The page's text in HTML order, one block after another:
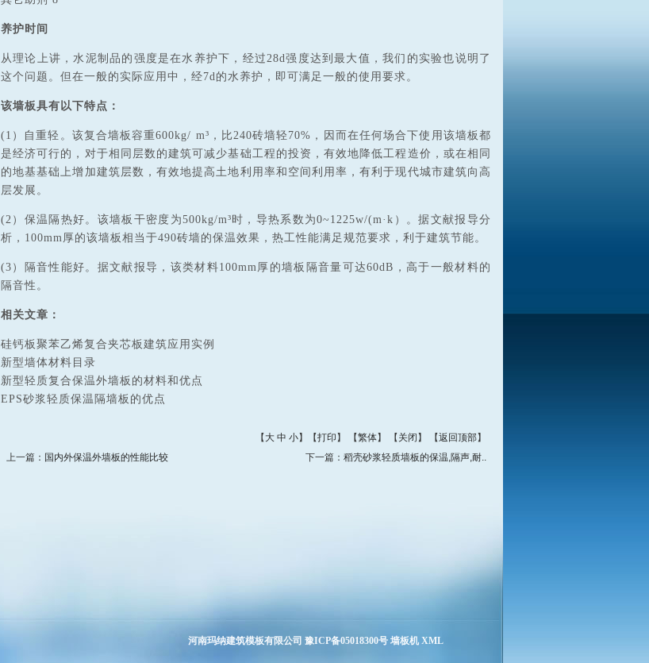
养护时间
从理论上讲，水泥制品的强度是在水养护下，经过28d强度达到最大值，我们的实验也说明了
这个问题。但在一般的实际应用中，经7d的水养护，即可满足一般的使用要求。
该墙板具有以下特点：
(1）自重轻。该复合墙板容重600kg/ m³，比240砖墙轻70%，因而在任何场合下使用该墙板都
是经济可行的，对于相同层数的建筑可减少基础工程的投资，有效地降低工程造价，或在相同
的地基基础上增加建筑层数，有效地提高土地利用率和空间利用率，有利于现代城市建筑向高
层发展。
(2）保温隔热好。该墙板干密度为500kg/m³时，导热系数为0~1225w/(m·k）。据文献报导分
析，100mm厚的该墙板相当于490砖墙的保温效果，热工性能满足规范要求，利于建筑节能。
(3）隔音性能好。据文献报导，该类材料100mm厚的墙板隔音量可达60dB，高于一般材料的
隔音性。
相关文章：
硅钙板聚苯乙烯复合夹芯板建筑应用实例
新型墙体材料目录
新型轻质复合保温外墙板的材料和优点
EPS砂浆轻质保温隔墙板的优点
【 大 中 小】【打印 】 【繁体】 【 关闭 】 【返回顶部】
上一篇： 国内外保温外墙板的性能比较 下一篇： 稻壳砂浆轻质墙板的保温,隔声,耐..
河南玛纳建筑模板有限公司 豫ICP备05018300号 墙板机 XML